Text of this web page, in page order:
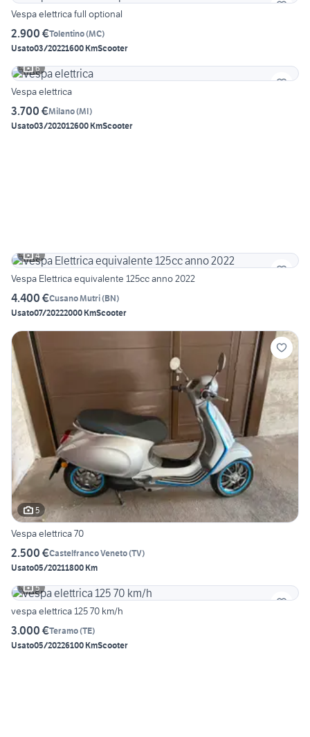
Vespa elettrica full optional
2.900 €Tolentino(MC)
Usato03/20221600 KmScooter
6
Vespa elettrica
3.700 €Milano(MI)
Usato03/202012600 KmScooter
4
Vespa Elettrica equivalente 125cc anno 2022
4.400 €Cusano Mutri(BN)
Usato07/20222000 KmScooter
5
Vespa elettrica 70
2.500 €Castelfranco Veneto(TV)
Usato05/20211800 Km
5
vespa elettrica 125 70 km/h
3.000 €Teramo(TE)
Usato05/20226100 KmScooter